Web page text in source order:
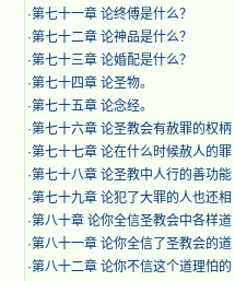
·第七十一章 论终傅是什么？
·第七十二章 论神品是什么？
·第七十三章 论婚配是什么？
·第七十四章 论圣物。
·第七十五章 论念经。
·第七十六章 论圣教会有赦罪的权柄
·第七十七章 论在什么时候赦人的罪
·第七十八章 论圣教中人行的善功能
·第七十九章 论犯了大罪的人也还相
·第八十章 论你全信圣教会中各样道
·第八十一章 论你全信了圣教会的道
·第八十二章 论你不信这个道理怕的